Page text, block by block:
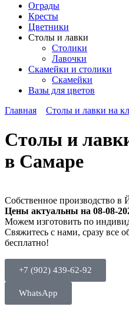
Ограды
Кресты
Цветники
Столы и лавки
Столики
Лавочки
Скамейки и столики
Скамейки
Вазы для цветов
Главная
Столы и лавки на
Столы и
в Самаре
Собственное производство
Цены актуальны на 08-08-
Можем изготовить по
Cвяжитесь с нами, сразу все
бесплатно!
+7 (902) 439-62-92
WhatsApp